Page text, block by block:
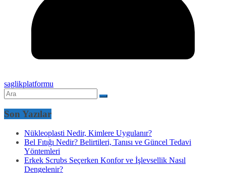
saglikplatformu
Son Yazılar
Nükleoplasti Nedir, Kimlere Uygulanır?
Bel Fıtığı Nedir? Belirtileri, Tanısı ve Güncel Tedavi
Yöntemleri
Erkek Scrubs Seçerken Konfor ve İşlevsellik Nasıl
Dengelenir?